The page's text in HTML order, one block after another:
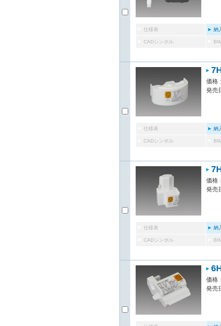
仕様表 納
CADシンボル
価格
発売
仕様表 納
CADシンボル
価格
発売
仕様表 納
CADシンボル
価格
発売